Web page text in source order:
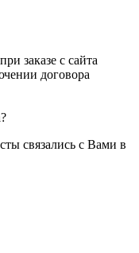
заказе с сайта
договора
связались с Вами в